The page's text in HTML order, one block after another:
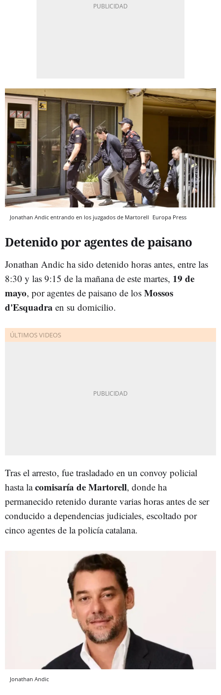
Jonathan Andic entrando en los juzgados de Martorell Europa Press
Detenido por agentes de paisano
Jonathan Andic ha sido detenido horas antes, entre las
8:30 y las 9:15 de la mañana de este martes, 19 de
mayo, por agentes de paisano de los Mossos
d'Esquadra en su domicilio.
Tras el arresto, fue trasladado en un convoy policial
hasta lacomisaría de Martorell, donde ha
permanecido retenido durante varias horas antes de ser
conducido a dependencias judiciales, escoltado por
cinco agentes de la policía catalana.
Jonathan Andic